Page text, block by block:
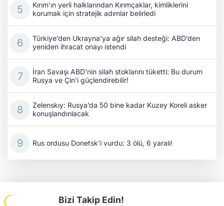
Kırım’ın yerli halklarından Kırımçaklar, kimliklerini
korumak için stratejik adımlar belirledi
Türkiye’den Ukrayna’ya ağır silah desteği: ABD’den
yeniden ihracat onayı istendi
İran Savaşı ABD'nin silah stoklarını tüketti: Bu durum
Rusya ve Çin'i güçlendirebilir!
Zelenskıy: Rusya’da 50 bine kadar Kuzey Koreli asker
konuşlandırılacak
Rus ordusu Donetsk'i vurdu: 3 ölü, 6 yaralı!
Bizi Takip Edin!